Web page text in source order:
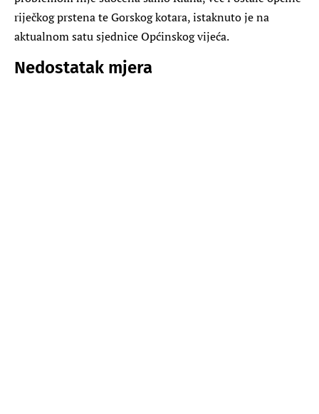
riječkog prstena te Gorskog kotara, istaknuto je na
aktualnom satu sjednice Općinskog vijeća.
Nedostatak mjera